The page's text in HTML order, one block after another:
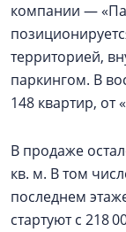
компании —
территорией,
паркингом. В
148 квартир, от
В продаже
кв. м. В том
последнем
стартуют с 218